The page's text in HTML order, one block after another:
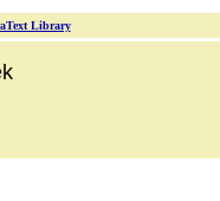
Library